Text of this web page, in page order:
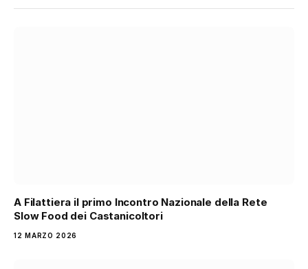
A Filattiera il primo Incontro Nazionale della Rete
Slow Food dei Castanicoltori
12 MARZO 2026